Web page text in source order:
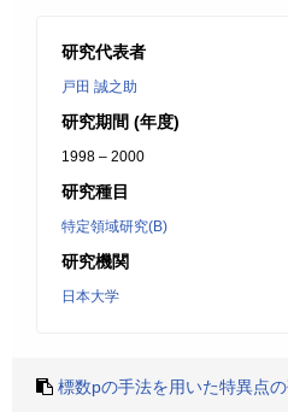
研究代表者
戸田 誠之助
研究期間 (年度)
1998 – 2000
研究種目
特定領域研究(B)
研究機関
日本大学
標数pの手法を用いた特異点